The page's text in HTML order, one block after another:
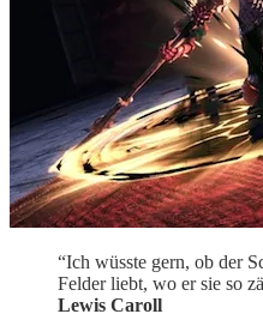
“Ich wüsste gern, ob der
Felder liebt, wo er sie so
Lewis Caroll